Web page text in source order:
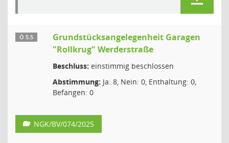
Ö 5.5
Grundstücksangelegenheit Garagen
"Rollkrug" Werderstraße
Beschluss: einstimmig beschlossen
Abstimmung: Ja: 8, Nein: 0, Enthaltung: 0,
Befangen: 0
NGK/BV/074/2025